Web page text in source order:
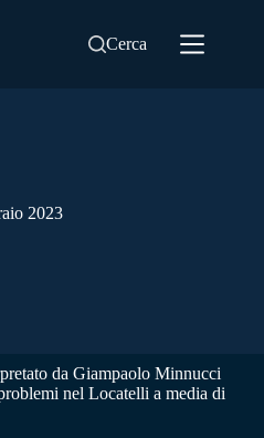
Cerca
2023
da Giampaolo Minnucci
nel Locatelli a media di